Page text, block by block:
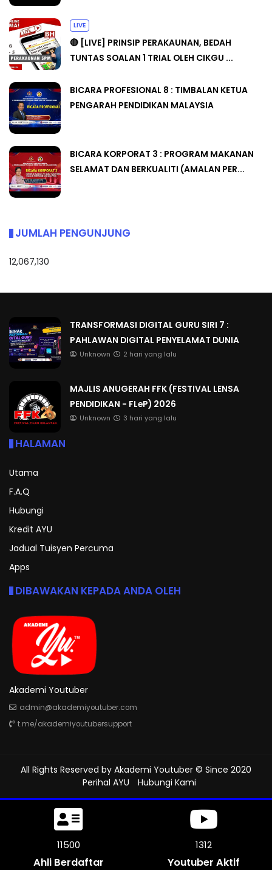
LIVE
🔴 [LIVE] PRINSIP PERAKAUNAN, BEDAH
TUNTAS SOALAN 1 TRIAL OLEH CIKGU ...
BICARA PROFESIONAL 8 : TIMBALAN KETUA
PENGARAH PENDIDIKAN MALAYSIA
BICARA KORPORAT 3 : PROGRAM MAKANAN
SELAMAT DAN BERKUALITI (AMALAN PER...
JUMLAH PENGUNJUNG
12,067,130
TRANSFORMASI DIGITAL GURU SIRI 7 :
PAHLAWAN DIGITAL PENYELAMAT DUNIA
Unknown 2 hari yang lalu
MAJLIS ANUGERAH FFK (FESTIVAL LENSA
PENDIDIKAN - FLeP) 2026
Unknown 3 hari yang lalu
HALAMAN
Utama
F.A.Q
Hubungi
Kredit AYU
Jadual Tuisyen Percuma
Apps
DIBAWAKAN KEPADA ANDA OLEH
Akademi Youtuber
admin@akademiyoutuber.com
t.me/akademiyoutubersupport
All Rights Reserved by Akademi Youtuber © Since 2020
Perihal AYU
Hubungi Kami
11500
Ahli Berdaftar
1312
Youtuber Aktif